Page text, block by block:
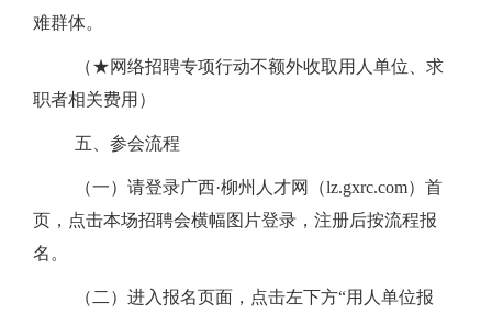
难群体。
（★网络招聘专项行动不额外收取用人单位、求
职者相关费用）
五、参会流程
（一）请登录广西·柳州人才网（lz.gxrc.com）首
页，点击本场招聘会横幅图片登录，注册后按流程报
名。
（二）进入报名页面，点击左下方“用人单位报